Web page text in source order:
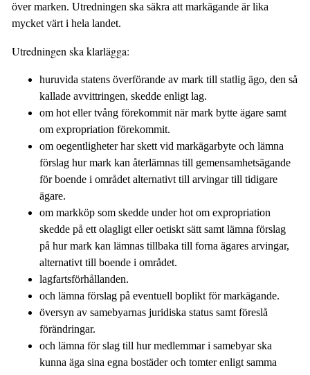
över marken. Utredningen ska säkra att markägande är lika
mycket värt i hela landet.
Utredningen ska klarlägga:
huruvida statens överförande av mark till statlig ägo, den så
kallade avvittringen, skedde enligt lag.
om hot eller tvång förekommit när mark bytte ägare samt
om expropriation förekommit.
om oegentligheter har skett vid markägarbyte och lämna
förslag hur mark kan återlämnas till gemensamhetsägande
för boende i området alternativt till arvingar till tidigare
ägare.
om markköp som skedde under hot om expropriation
skedde på ett olagligt eller oetiskt sätt samt lämna förslag
på hur mark kan lämnas tillbaka till forna ägares arvingar,
alternativt till boende i området.
lagfartsförhållanden.
och lämna förslag på eventuell boplikt för markägande.
översyn av samebyarnas juridiska status samt föreslå
förändringar.
och lämna för slag till hur medlemmar i samebyar ska
kunna äga sina egna bostäder och tomter enligt samma